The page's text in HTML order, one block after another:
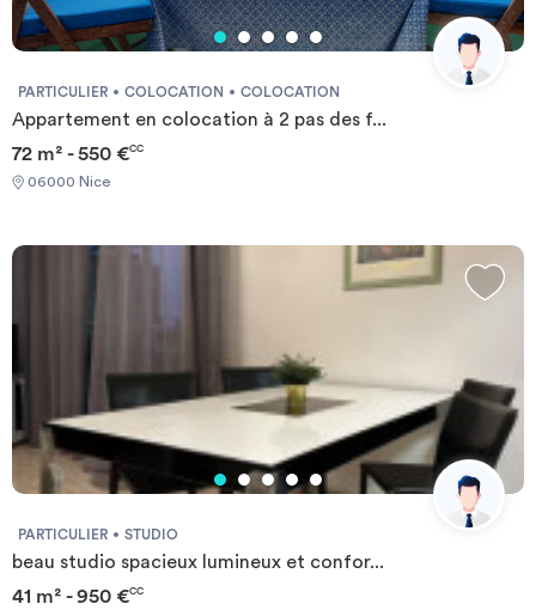
PARTICULIER COLOCATION COLOCATION
Appartement en colocation à 2 pas des f...
72 m² - 550 €CC
06000 Nice
PARTICULIER STUDIO
beau studio spacieux lumineux et confor...
41 m² - 950 €CC